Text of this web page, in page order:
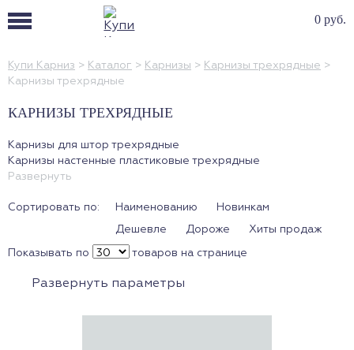
0 руб.
Купи Карниз > Каталог > Карнизы > Карнизы трехрядные >
Карнизы трехрядные
КАРНИЗЫ ТРЕХРЯДНЫЕ
Карнизы для штор трехрядные
Карнизы настенные пластиковые трехрядные
Карнизы настенные металлические трехрядные
Карнизы трехрядные пластиковые
Карнизы шинные трехрядные
Карнизы трехполосные
Тройные карнизы
Карнизы для штор на 3 струны
Развернуть
Сортировать по: Наименованию
Новинкам
Дешевле
Дороже Хиты продаж
Показывать по товаров на странице
Развернуть параметры